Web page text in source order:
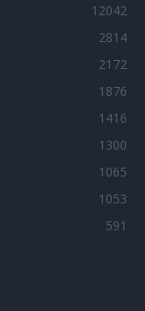
12042
2814
2172
1876
1416
1300
1065
1053
591